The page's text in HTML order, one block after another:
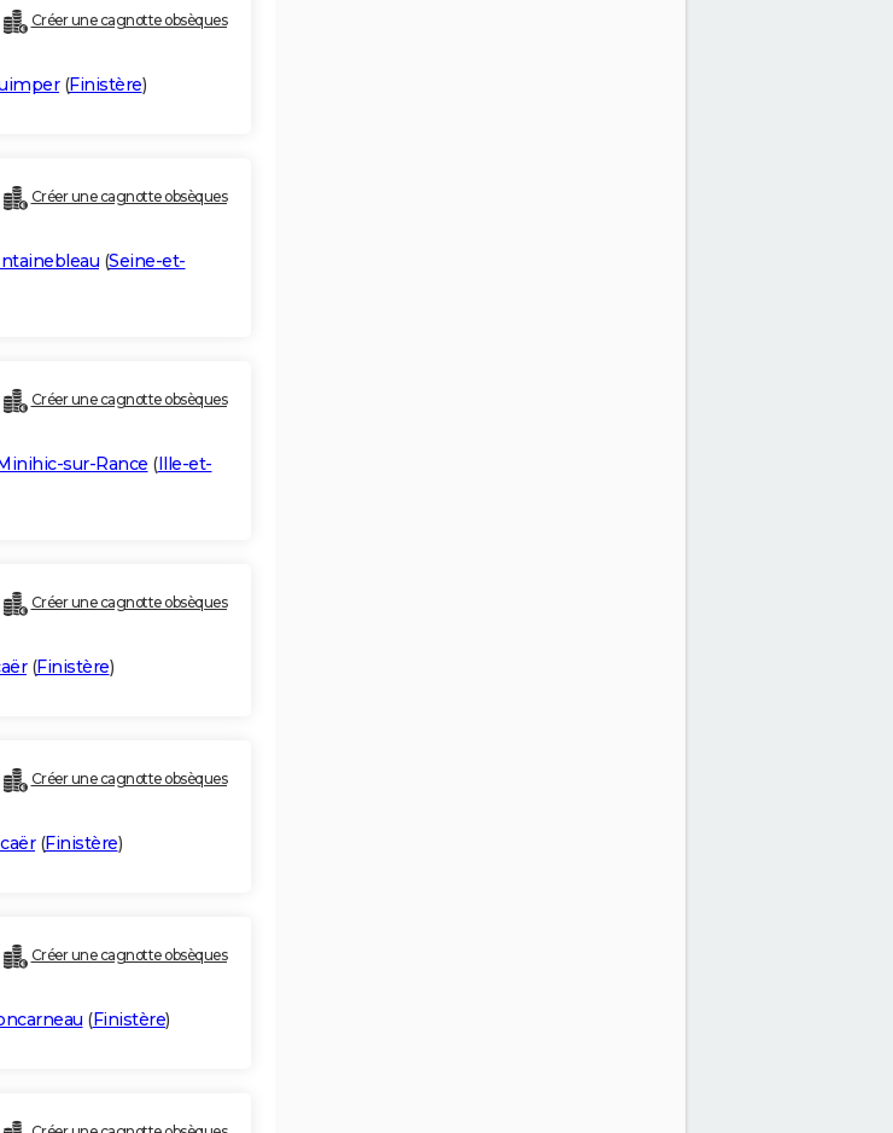
Créer une cagnotte obsèques
(Finistère)
Créer une cagnotte obsèques
(Seine-et-
Créer une cagnotte obsèques
sur-Rance (Ille-et-
Créer une cagnotte obsèques
(Finistère)
Créer une cagnotte obsèques
(Finistère)
Créer une cagnotte obsèques
(Finistère)